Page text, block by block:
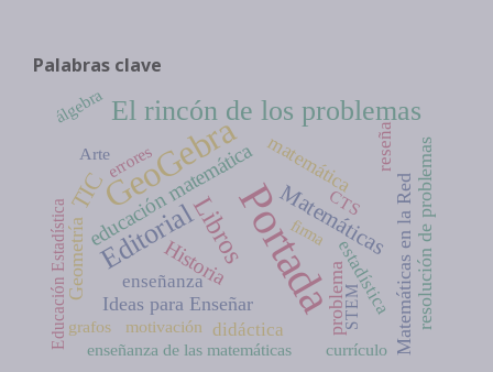
Palabras clave
Portada
GeoGebra
Editorial
El rincón de los problemas
Libros
TIC Matemáticas
educación matemática
Historia
matemática
Matemáticas en la Redresolución de problemas
problema
Geometría
Ideas para Enseñar estadística
reseña
didáctica
enseñanza
enseñanza de las matemáticas
Educación Estadística motivación STEM
álgebra
errores
firma
Arte
currículo
CTS
grafos